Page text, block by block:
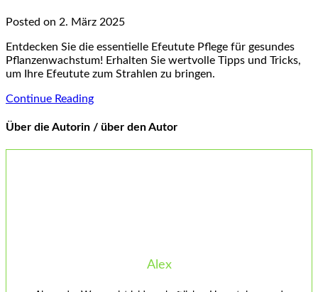
Posted on 2. März 2025
Entdecken Sie die essentielle Efeutute Pflege für gesundes
Pflanzenwachstum! Erhalten Sie wertvolle Tipps und Tricks,
um Ihre Efeutute zum Strahlen zu bringen.
Continue Reading
Über die Autorin / über den Autor
Alex